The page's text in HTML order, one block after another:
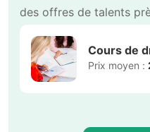
des offres de talents
Cours de
Prix moyen :